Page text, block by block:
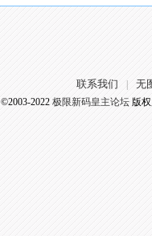
联系我们 无
©2003-2022 极限新码皇主论坛版权